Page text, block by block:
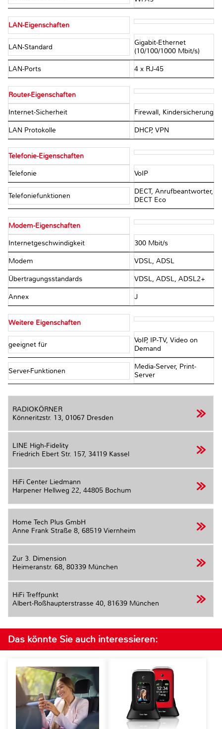
LAN-Eigenschaften
LAN-Standard
Gigabit-Ethernet
(10/100/1000 Mbit/s)
LAN-Ports 4 x RJ-45
Router-Eigenschaften
Internet-Sicherheit Firewall, Kindersicherung
LAN Protokolle DHCP, VPN
Telefonie-Eigenschaften
Telefonie VoIP
Telefoniefunktionen
DECT, Anrufbeantworter,
DECT Eco
Modem-Eigenschaften
Internetgeschwindigkeit 300 Mbit/s
Modem VDSL, ADSL
Übertragungsstandards VDSL, ADSL, ADSL2+
Annex J
Weitere Eigenschaften
geeignet für
VoIP, IP-TV, Video on
Demand
Server-Funktionen
Media-Server, Print-
Server
RADIOKÖRNER
Könneritzstr. 13, 01067 Dresden
LINE High-Fidelity
Friedrich Ebert Str. 157, 34119 Kassel
HiFi Center Liedmann
Harpener Hellweg 22, 44805 Bochum
Home Tech Plus GmbH
Anne Frank Straße 8, 68519 Viernheim
Zur 3. Dimension
Heimeranstr. 68, 80339 München
HiFi Treffpunkt
Albert-Roßhaupterstrasse 40, 81639 München
Das könnte Sie auch interessieren: